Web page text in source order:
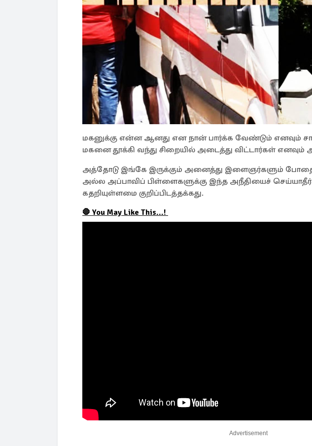
மகனுக்கு என்ன ஆனது என நான் பார்க்க வேண்டும் எனவும்
மகனை தூக்கி வந்து சிறையில் அடைத்து விட்டார்கள் எனவும்
அத்தோடு இங்கே இருக்கும் அனைத்து இளைஞர்களும்
அல்ல அப்பாவிப் பிள்ளைகளுக்கு இந்த அநீதியைச்
கதறியுள்ளமை குறிப்பிடத்தக்கது.
🛑 You May Like This...!
Advertisement